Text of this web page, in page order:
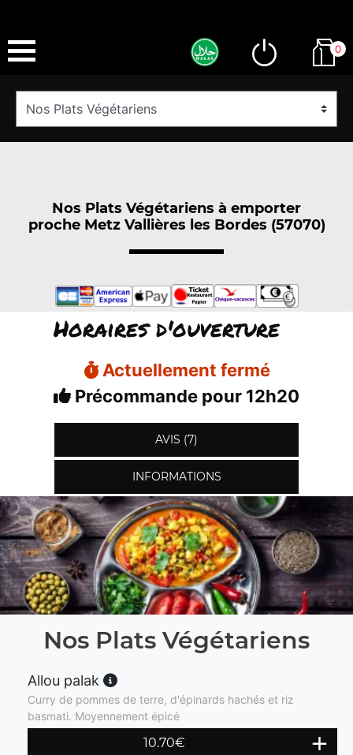
0
Nos Plats Végétariens à emporter
proche Metz Vallières les Bordes (57070)
Horaires d'ouverture
Actuellement fermé
Précommande pour 12h20
AVIS (7)
INFORMATIONS
Nos Plats Végétariens
Allou palak
Curry de pommes de terre, d'épinards hachés et riz
basmati. Moyennement épicé
10.70€